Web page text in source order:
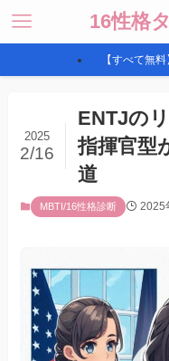
16性格
【すべて無
ENTJの
指揮官型
道
2025
2/16
MBTI/16性格診断 2025